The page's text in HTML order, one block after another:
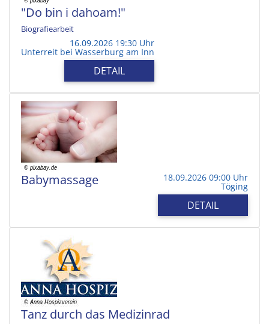
"Do bin i dahoam!"
Biografiearbeit
16.09.2026 19:30 Uhr
Unterreit bei Wasserburg am Inn
DETAIL
Babymassage 18.09.2026 09:00 Uhr
Töging
DETAIL
Tanz durch das Medizinrad